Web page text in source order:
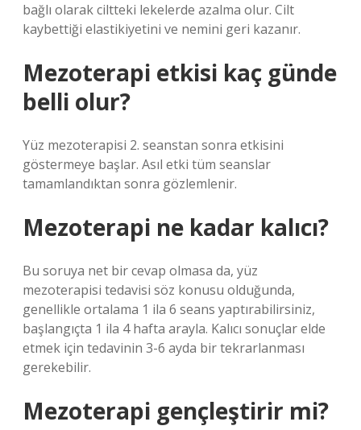
bağlı olarak ciltteki lekelerde azalma olur. Cilt
kaybettiği elastikiyetini ve nemini geri kazanır.
Mezoterapi etkisi kaç günde
belli olur?
Yüz mezoterapisi 2. seanstan sonra etkisini
göstermeye başlar. Asıl etki tüm seanslar
tamamlandıktan sonra gözlemlenir.
Mezoterapi ne kadar kalıcı?
Bu soruya net bir cevap olmasa da, yüz
mezoterapisi tedavisi söz konusu olduğunda,
genellikle ortalama 1 ila 6 seans yaptırabilirsiniz,
başlangıçta 1 ila 4 hafta arayla. Kalıcı sonuçlar elde
etmek için tedavinin 3-6 ayda bir tekrarlanması
gerekebilir.
Mezoterapi gençleştirir mi?